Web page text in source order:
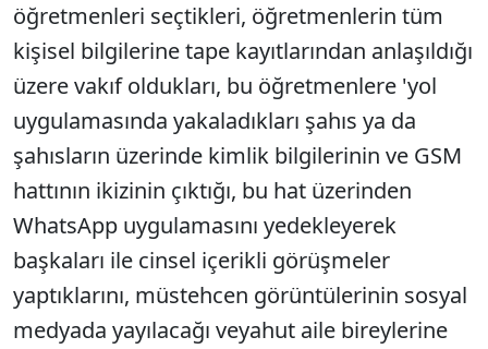
öğretmenleri seçtikleri, öğretmenlerin tüm
kişisel bilgilerine tape kayıtlarından anlaşıldığı
üzere vakıf oldukları, bu öğretmenlere 'yol
uygulamasında yakaladıkları şahıs ya da
şahısların üzerinde kimlik bilgilerinin ve GSM
hattının ikizinin çıktığı, bu hat üzerinden
WhatsApp uygulamasını yedekleyerek
başkaları ile cinsel içerikli görüşmeler
yaptıklarını, müstehcen görüntülerinin sosyal
medyada yayılacağı veyahut aile bireylerine